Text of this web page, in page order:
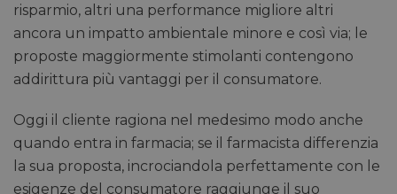
risparmio, altri una performance migliore altri
ancora un impatto ambientale minore e così via; le
proposte maggiormente stimolanti contengono
addirittura più vantaggi per il consumatore.
Oggi il cliente ragiona nel medesimo modo anche
quando entra in farmacia; se il farmacista differenzia
la sua proposta, incrociandola perfettamente con le
esigenze del consumatore raggiunge il suo